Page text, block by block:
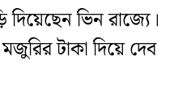
ভিন রাজ্যে।
টাকা দিয়ে দেব